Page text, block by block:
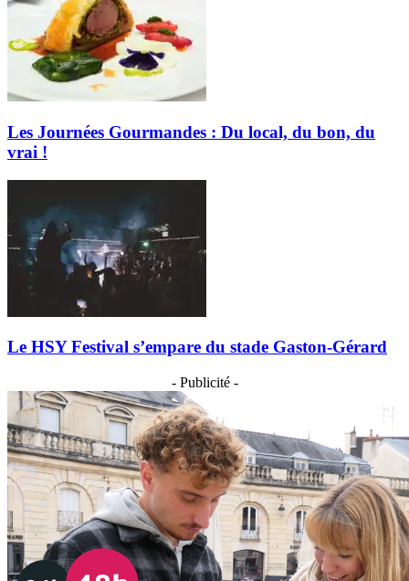
Les Journées Gourmandes : Du local, du bon, du
vrai !
Le HSY Festival s’empare du stade Gaston-Gérard
- Publicité -